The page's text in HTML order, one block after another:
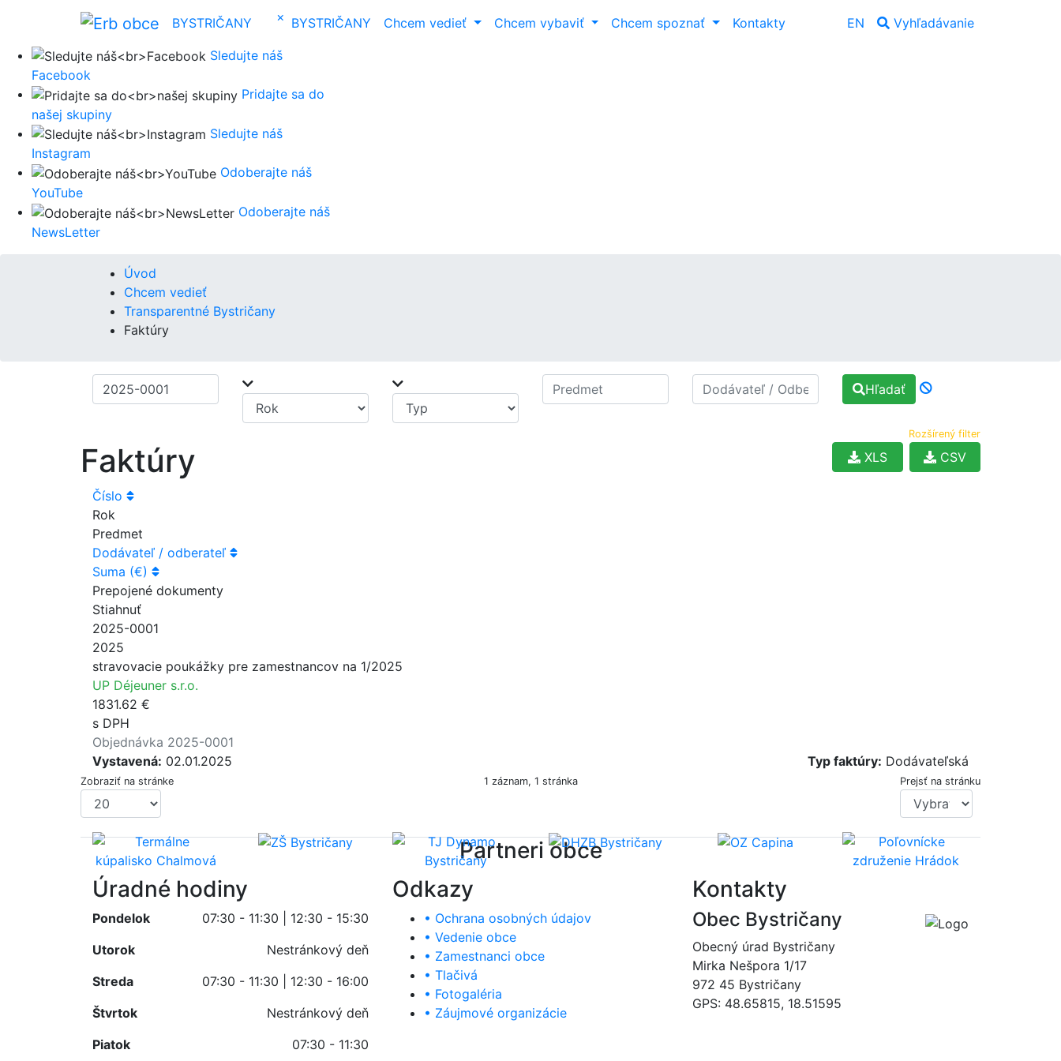
BYSTRIČANY × BYSTRIČANY Chcem vedieť Chcem vybaviť Chcem spoznať Kontakty EN Vyhľadávanie
Sledujte náš
Facebook
Pridajte sa do
našej skupiny
Sledujte náš
Instagram
Odoberajte náš
YouTube
Odoberajte náš
NewsLetter
Úvod
Chcem vedieť
Transparentné Bystričany
Faktúry
Hľadať
Rozšírený filter
Faktúry CSV
XLS
Číslo
Rok
Predmet
Dodávateľ / odberateľ
Suma (€)
Prepojené dokumenty
Stiahnuť
2025-0001
2025
stravovacie poukážky pre zamestnancov na 1/2025
UP Déjeuner s.r.o.
1831.62 €
s DPH
Objednávka 2025-0001
Vystavená: 02.01.2025 Typ faktúry: Dodávateľská
1 záznam, 1 stránka
Zobraziť na stránke Prejsť na stránku
Partneri obce
Úradné hodiny
Pondelok
07:30 - 11:30 | 12:30 - 15:30
Utorok
Nestránkový deň
Streda
07:30 - 11:30 | 12:30 - 16:00
Štvrtok
Nestránkový deň
Piatok
07:30 - 11:30
Odkazy
• Ochrana osobných údajov
• Vedenie obce
• Zamestnanci obce
• Tlačivá
• Fotogaléria
• Záujmové organizácie
Kontakty
Obec Bystričany
Obecný úrad Bystričany
Mirka Nešpora 1/17
972 45 Bystričany
GPS: 48.65815, 18.51595